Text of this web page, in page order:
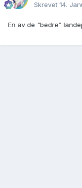
Skrevet 14.
En av de "bedre"